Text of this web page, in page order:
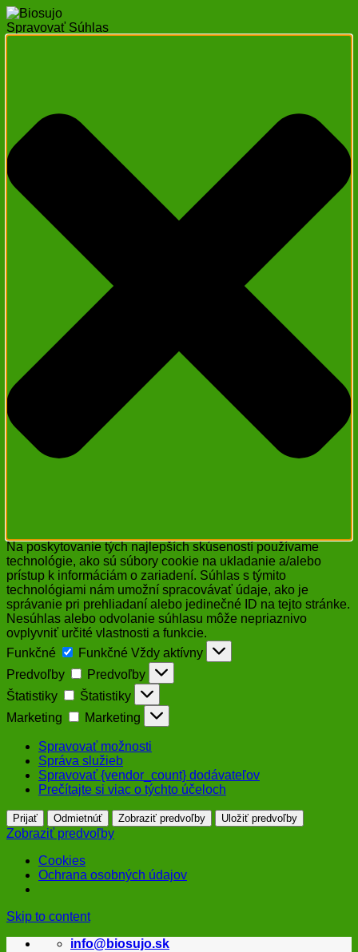
Spravovať Súhlas
Na poskytovanie tých najlepších skúseností používame
technológie, ako sú súbory cookie na ukladanie a/alebo
prístup k informáciám o zariadení. Súhlas s týmito
technológiami nám umožní spracovávať údaje, ako je
správanie pri prehliadaní alebo jedinečné ID na tejto stránke.
Nesúhlas alebo odvolanie súhlasu môže nepriaznivo
ovplyvniť určité vlastnosti a funkcie.
Funkčné
Funkčné Vždy aktívny
Predvoľby
Predvoľby
Štatistiky
Štatistiky
Marketing
Marketing
Spravovať možnosti
Správa služieb
Spravovať {vendor_count} dodávateľov
Prečítajte si viac o týchto účeloch
Prijať Odmietnúť Zobraziť predvoľby Uložiť predvoľby
Zobraziť predvoľby
Cookies
Ochrana osobných údajov
Skip to content
info@biosujo.sk